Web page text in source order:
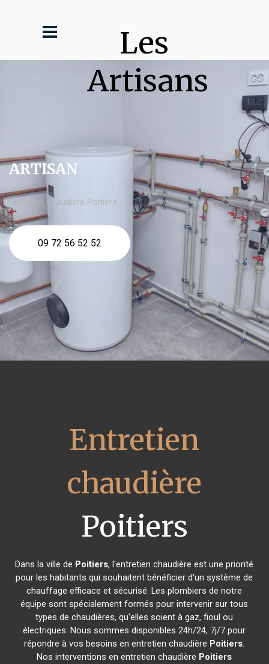
Les
Artisans
ARTISAN
Entretien chaudière Poitiers
09 72 56 52 52
Entretien
chaudière
Poitiers
Dans la ville de Poitiers, l'entretien chaudière est une priorité
pour les habitants qui souhaitent bénéficier d'un système de
chauffage efficace et sécurisé. Les plombiers de notre
équipe sont spécialement formés pour intervenir sur tous
types de chaudières, qu'elles soient à gaz, fioul ou
électriques. Nous sommes disponibles 24h/24, 7j/7 pour
répondre à vos besoins en entretien chaudière Poitiers.
Nos interventions en entretien chaudière Poitiers